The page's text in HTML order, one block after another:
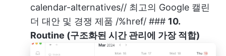
calendar-alternatives// 최고의 Google 캘린
더 대안 및 경쟁 제품 /%href/ ### 10.
Routine (구조화된 시간 관리에 가장 적합)